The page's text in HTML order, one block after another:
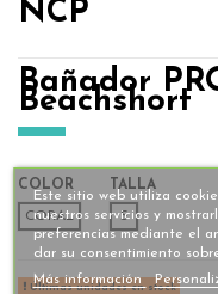
NCP
Bañador
Beachshort
COLOR
CORAL
TALLA
S
Últimas unidades en stock
Este sitio web utiliza
nuestros servicios y
preferencias mediante el
dar su consentimiento
Más información